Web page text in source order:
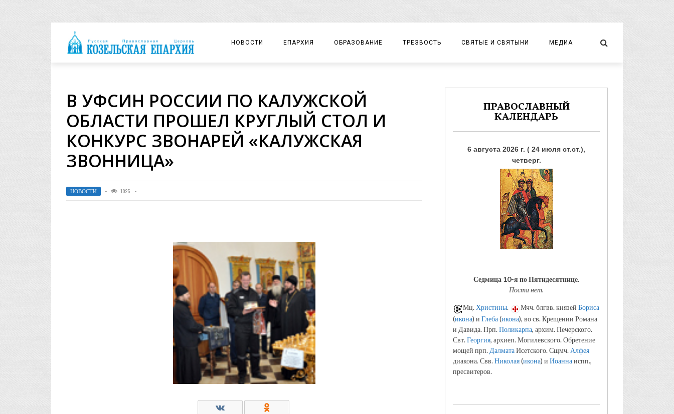
НОВОСТИ ЕПАРХИЯ
ЕПАРХИАЛЬНОЕ УПРАВЛЕНИЕ
ДОКУМЕНТЫ
ЕПАРХИАЛЬНЫЕ ОТДЕЛЫ
БЛАГОЧИНИЯ
ХРАМЫ И МОНАСТЫРИ
КОНТАКТЫ/РЕКВИЗИТЫ
ОБРАЗОВАНИЕ
ЦЕНТР «ВОЗРОЖДЕНИЕ»
ДЕТСКИЙ ТУРИЗМ
ТРЕЗВОСТЬ СВЯТЫЕ И СВЯТЫНИ МЕДИА
ФОТО
В УФСИН РОССИИ ПО КАЛУЖСКОЙ
ОБЛАСТИ ПРОШЕЛ КРУГЛЫЙ СТОЛ И
КОНКУРС ЗВОНАРЕЙ «КАЛУЖСКАЯ
ЗВОННИЦА»
НОВОСТИ 1025
ПРАВОСЛАВНЫЙ
КАЛЕНДАРЬ
6 августа 2026 г. ( 24 июля ст.ст.),
четверг.
Седмица 10-я по Пятидесятнице.
Поста нет.
Мц. Христины. Мчч. блгвв. князей Бориса
(икона) и Глеба(икона), во св. Крещении Романа
и Давида. Прп.Поликарпа, архим. Печерского.
Свт.Георгия, архиеп. Могилевского. Обретение
мощей прп. ДалматаИсетского. Сщмч. Алфея
диакона. Свв.Николая(икона) и Иоаннаиспп.,
пресвитеров.